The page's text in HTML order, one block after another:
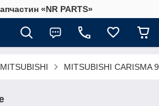
«NR PARTS»
MITSUBISHI MITSUBISHI CARISMA